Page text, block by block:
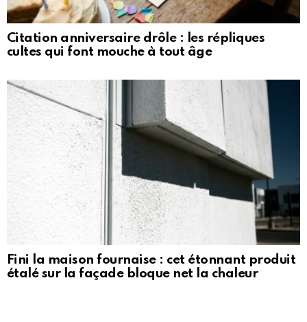
Citation anniversaire drôle : les répliques
cultes qui font mouche à tout âge
Fini la maison fournaise : cet étonnant produit
étalé sur la façade bloque net la chaleur